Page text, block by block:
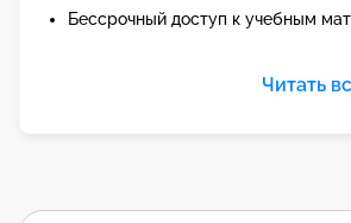
Бессрочный доступ к учебным
Читать